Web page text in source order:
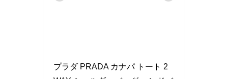
プラダ PRADA カナパ トート 2